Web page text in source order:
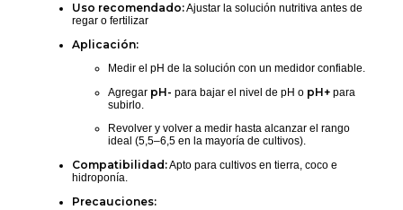
Uso recomendado:Ajustar la solución nutritiva antes de
regar o fertilizar
Aplicación:
Medir el pH de la solución con un medidor confiable.
Agregar pH- para bajar el nivel de pH o pH+ para
subirlo.
Revolver y volver a medir hasta alcanzar el rango
ideal (5,5–6,5 en la mayoría de cultivos).
Compatibilidad:Apto para cultivos en tierra, coco e
hidroponía.
Precauciones: